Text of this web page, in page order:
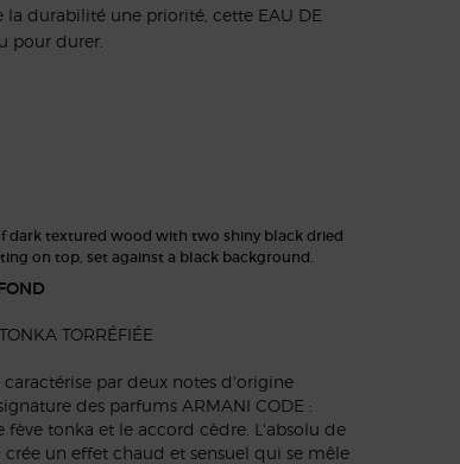
durabilité une priorité, cette EAU DE
pour durer.
TORRÉFIÉE
caractérise par deux notes d'origine
des parfums ARMANI CODE :
fève tonka et le accord cèdre. L'absolu de
crée un effet chaud et sensuel qui se mêle